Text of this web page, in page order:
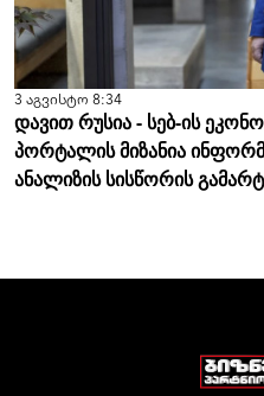
3 აგვისტო 8:34
დავით რუსია - სებ-ის
პორტალის მიზანია
ანალიზის სისწორის